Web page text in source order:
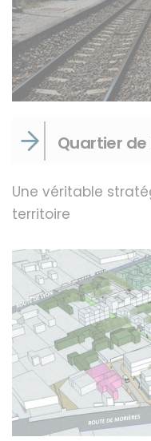
Quartier
Une véritable
territoire